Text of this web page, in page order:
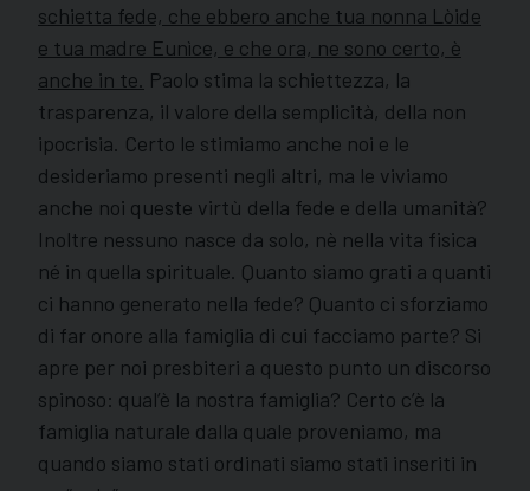
schietta fede, che ebbero anche tua nonna Lòide
e tua madre Eunìce, e che ora, ne sono certo, è
anche in te. Paolo stima la schiettezza, la
trasparenza, il valore della semplicità, della non
ipocrisia. Certo le stimiamo anche noi e le
desideriamo presenti negli altri, ma le viviamo
anche noi queste virtù della fede e della umanità?
Inoltre nessuno nasce da solo, nè nella vita fisica
né in quella spirituale. Quanto siamo grati a quanti
ci hanno generato nella fede? Quanto ci sforziamo
di far onore alla famiglia di cui facciamo parte? Si
apre per noi presbiteri a questo punto un discorso
spinoso: qual’è la nostra famiglia? Certo c’è la
famiglia naturale dalla quale proveniamo, ma
quando siamo stati ordinati siamo stati inseriti in